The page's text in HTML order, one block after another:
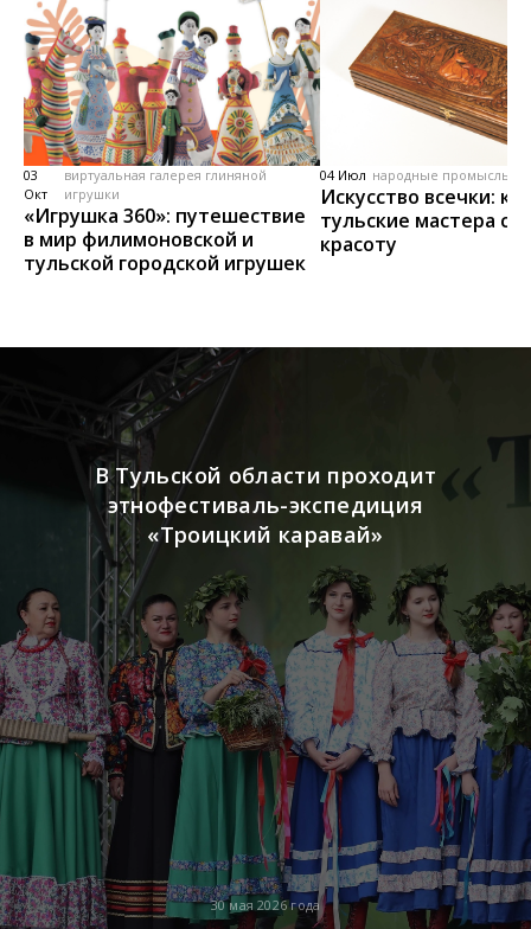
03
Окт
виртуальная галерея глиняной
игрушки
«Игрушка 360»: путешествие
в мир филимоновской и
тульской городской игрушек
04 Июл народные промыслы,
Искусство всечки: как
тульские мастера
красоту
30 мая 2026 года
В Тульской области проходит
этнофестиваль-экспедиция
«Троицкий каравай»